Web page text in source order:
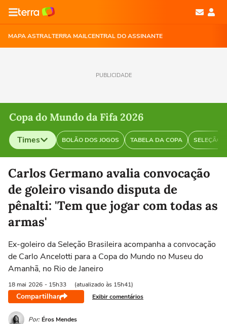
MAPA ASTRALTERRA MAILCENTRAL DO ASSINANTE
PUBLICIDADE
Copa do Mundo da Fifa 2026
Times BOLÃO DOS JOGOS TABELA DA COPA SELEÇÃO
Selecione o time para ver as notícias
Carlos Germano avalia convocação
de goleiro visando disputa de
pênalti: 'Tem que jogar com todas as
armas'
Ex-goleiro da Seleção Brasileira acompanha a convocação
de Carlo Ancelotti para a Copa do Mundo no Museu do
Amanhã, no Rio de Janeiro
18 mai 2026 - 15h33 (atualizado às 15h41)
Compartilhar Exibir comentários
Por: Éros Mendes